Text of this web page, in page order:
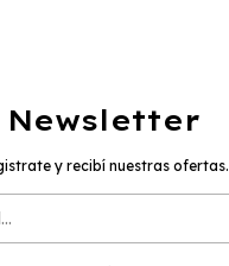
Newsletter
y recibí nuestras ofertas.